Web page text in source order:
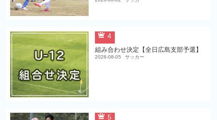
4
組み合わせ決定【全日広島支部予選】
2026-08-05 サッカー
5